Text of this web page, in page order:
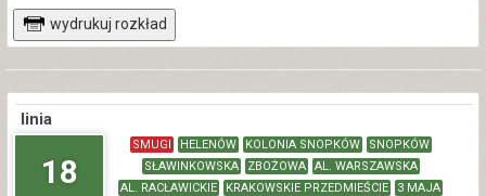
wydrukuj rozkład
linia
18
SMUGI HELENÓW KOLONIA SNOPKÓW
SNOPKÓW
SŁAWINKOWSKA
ZBOŻOWA
AL. WARSZAWSKA
AL. RACŁAWICKIE
KRAKOWSKIE PRZEDMIEŚCIE
3 MAJA